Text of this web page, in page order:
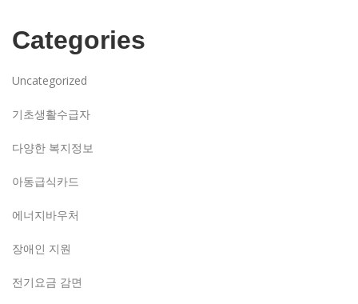
Categories
Uncategorized
기초생활수급자
다양한 복지정보
아동급식카드
에너지바우처
장애인 지원
전기요금 감면